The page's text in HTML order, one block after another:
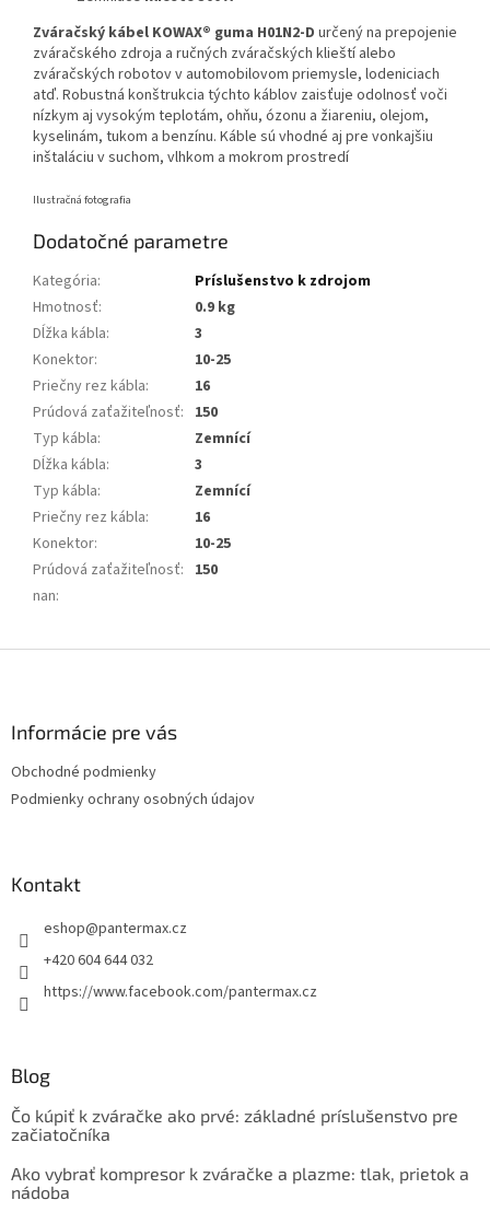
Zváračský kábel KOWAX® guma H01N2-D určený na prepojenie
zváračského zdroja a ručných zváračských klieští alebo
zváračských robotov v automobilovom priemysle, lodeniciach
atď. Robustná konštrukcia týchto káblov zaisťuje odolnosť voči
nízkym aj vysokým teplotám, ohňu, ózonu a žiareniu, olejom,
kyselinám, tukom a benzínu. Káble sú vhodné aj pre vonkajšiu
inštaláciu v suchom, vlhkom a mokrom prostredí
Ilustračná fotografia
Dodatočné parametre
Kategória:
Príslušenstvo k zdrojom
Hmotnosť:
0.9 kg
Dĺžka kábla:
3
Konektor:
10-25
Priečny rez kábla:
16
Prúdová zaťažiteľnosť: 150
Typ kábla:
Zemnící
Dĺžka kábla:
3
Typ kábla:
Zemnící
Priečny rez kábla:
16
Konektor:
10-25
Prúdová zaťažiteľnosť: 150
nan:
Informácie pre vás
Obchodné podmienky
Podmienky ochrany osobných údajov
Kontakt
eshop@pantermax.cz
+420 604 644 032
https://www.facebook.com/pantermax.cz
Blog
Čo kúpiť k zváračke ako prvé: základné príslušenstvo pre
začiatočníka
Ako vybrať kompresor k zváračke a plazme: tlak, prietok a
nádoba